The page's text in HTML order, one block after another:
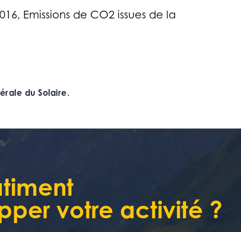
Emissions de CO2 issues de la
du Solaire.
votre activité ?